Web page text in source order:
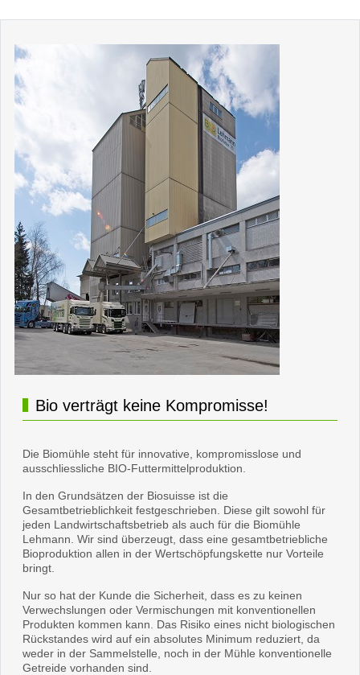
Bio verträgt keine Kompromisse!
Die Biomühle steht für innovative, kompromisslose und
ausschliessliche BIO-Futtermittelproduktion.
In den Grundsätzen der Biosuisse ist die
Gesamtbetrieblichkeit festgeschrieben. Diese gilt sowohl für
jeden Landwirtschaftsbetrieb als auch für die Biomühle
Lehmann. Wir sind überzeugt, dass eine gesamtbetriebliche
Bioproduktion allen in der Wertschöpfungskette nur Vorteile
bringt.
Nur so hat der Kunde die Sicherheit, dass es zu keinen
Verwechslungen oder Vermischungen mit konventionellen
Produkten kommen kann. Das Risiko eines nicht biologischen
Rückstandes wird auf ein absolutes Minimum reduziert, da
weder in der Sammelstelle, noch in der Mühle konventionelle
Getreide vorhanden sind.